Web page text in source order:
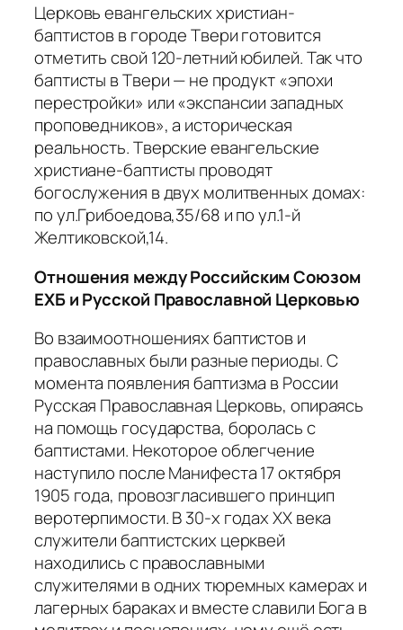
Церковь евангельских христиан-
баптистов в городе Твери готовится
отметить свой 120-летний юбилей. Так что
баптисты в Твери — не продукт «эпохи
перестройки» или «экспансии западных
проповедников», а историческая
реальность. Тверские евангельские
христиане-баптисты проводят
богослужения в двух молитвенных домах:
по ул.Грибоедова,35/68 и по ул.1-й
Желтиковской,14.
Отношения между Российским Союзом
ЕХБ и Русской Православной Церковью
Во взаимоотношениях баптистов и
православных были разные периоды. С
момента появления баптизма в России
Русская Православная Церковь, опираясь
на помощь государства, боролась с
баптистами. Некоторое облегчение
наступило после Манифеста 17 октября
1905 года, провозгласившего принцип
веротерпимости. В 30-х годах XX века
служители баптистских церквей
находились с православными
служителями в одних тюремных камерах и
лагерных бараках и вместе славили Бога в